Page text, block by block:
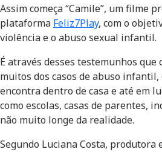
Assim começa “Camile”, um filme
plataforma Feliz7Play, com o
violência e o abuso sexual infantil.
É através desses testemunhos
muitos dos casos de abuso
encontra dentro de casa e até em
como escolas, casas de parentes,
não muito longe da realidade.
Segundo Luciana Costa,